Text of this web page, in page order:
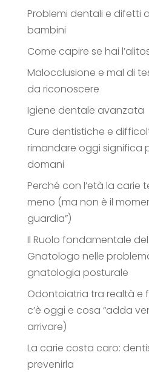
Problemi dentali e difetti
bambini
Come capire se hai
Malocclusione e mal di
da riconoscere
Igiene dentale avanzata
Cure dentistiche e
rimandare oggi significa
domani
Perché con l’età la carie
meno (ma non è il
guardia”)
Il Ruolo fondamentale
Gnatologo nelle
gnatologia posturale
Odontoiatria tra realtà e
c’è oggi e cosa “adda
arrivare)
La carie costa caro:
prevenirla